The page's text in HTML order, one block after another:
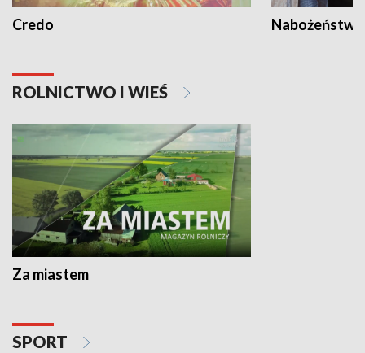
Credo
ROLNICTWO I WIEŚ
Za miastem
SPORT